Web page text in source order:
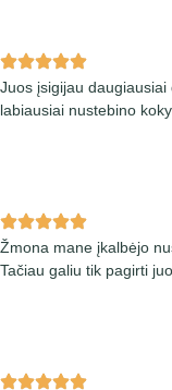
Juos įsigijau
labiausiai nustebino
Žmona mane įkalbėjo
Tačiau galiu tik pagirti